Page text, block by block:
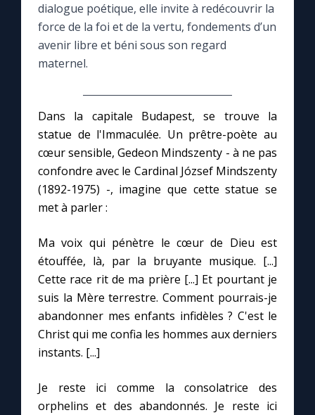
Le compte Tiktok
Le magazine
Questions-réponses
Prier au quotidien
L'Évangile chaque jour
Les premiers samedis du mois
Marie qui défait les nœuds
Me consacrer à Jésus par Marie
dialogue poétique, elle invite à redécouvrir la
force de la foi et de la vertu, fondements d’un
avenir libre et béni sous son regard
maternel.
Dans la capitale Budapest, se trouve la
statue de l'Immaculée. Un prêtre-poète au
cœur sensible, Gedeon Mindszenty - à ne pas
confondre avec le Cardinal József Mindszenty
(1892-1975) -, imagine que cette statue se
met à parler :
Ma voix qui pénètre le cœur de Dieu est
étouffée, là, par la bruyante musique. [...]
Cette race rit de ma prière [...] Et pourtant je
suis la Mère terrestre. Comment pourrais-je
abandonner mes enfants infidèles ? C'est le
Christ qui me confia les hommes aux derniers
instants. [...]
Je reste ici comme la consolatrice des
orphelins et des abandonnés. Je reste ici